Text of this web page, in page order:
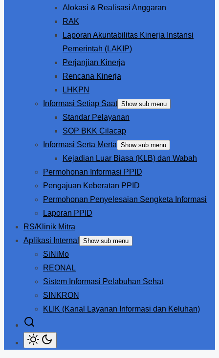
Alokasi & Realisasi Anggaran
RAK
Laporan Akuntabilitas Kinerja Instansi
Pemerintah (LAKIP)
Perjanjian Kinerja
Rencana Kinerja
LHKPN
Informasi Setiap Saat Show sub menu
Standar Pelayanan
SOP BKK Cilacap
Informasi Serta Merta Show sub menu
Kejadian Luar Biasa (KLB) dan Wabah
Permohonan Informasi PPID
Pengajuan Keberatan PPID
Permohonan Penyelesaian Sengketa Informasi
Laporan PPID
RS/Klinik Mitra
Aplikasi Internal
Show sub menu
SiNiMo
REONAL
Sistem Informasi Pelabuhan Sehat
SINKRON
KLIK (Kanal Layanan Informasi dan Keluhan)